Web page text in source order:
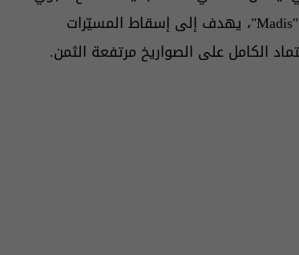
يعرف باسم "Marine Air Defense Integrated System" أو "Madis"، يهدف إلى إسقاط المسيّرات
الكامل على الصواريخ مرتفعة الثمن.